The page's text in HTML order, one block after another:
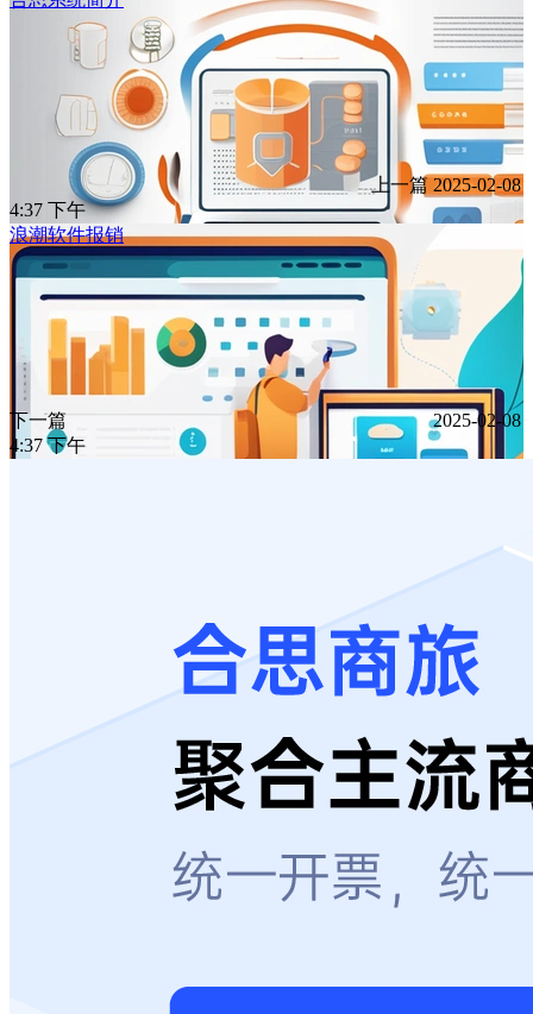
上一篇 2025-02-08
4:37 下午
浪潮软件报销
下一篇
2025-02-08
4:37 下午